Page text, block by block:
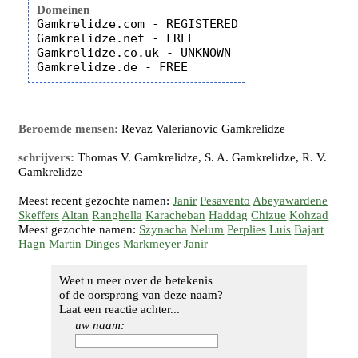
Domeinen
Gamkrelidze.com - REGISTERED
Gamkrelidze.net - FREE
Gamkrelidze.co.uk - UNKNOWN
Beroemde mensen: Revaz Valerianovic Gamkrelidze
schrijvers: Thomas V. Gamkrelidze, S. A. Gamkrelidze, R. V.
Gamkrelidze
Meest recent gezochte namen:Janir Pesavento Abeyawardene
Skeffers Altan Ranghella Karacheban Haddag Chizue Kohzad
Meest gezochte namen: Szynacha Nelum Perplies Luis Bajart
Hagn Martin Dinges Markmeyer Janir
Weet u meer over de betekenis
of de oorsprong van deze naam?
Laat een reactie achter...
uw naam: